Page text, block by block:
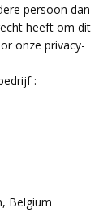
persoon dan
heeft om dit
onze privacy-
:
Belgium